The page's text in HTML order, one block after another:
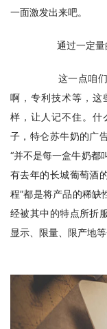
一面激发出来吧。
通过一定量的
这一点咱们
啊，专利技术等，这
样，让人记不住。什
子，特仑苏牛奶的广
“并不是每一盒牛奶都
有去年的长城葡萄酒
程”都是将产品的稀缺
经被其中的特点所折
显示、限量、限产地等